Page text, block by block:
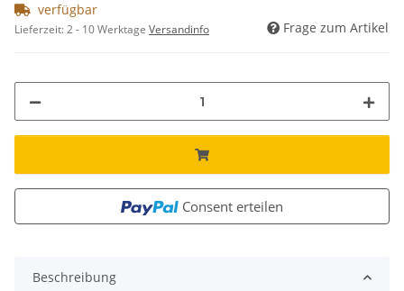
verfügbar
Lieferzeit:2 - 10 Werktage Versandinfo Frage zum Artikel
Consent erteilen
Beschreibung